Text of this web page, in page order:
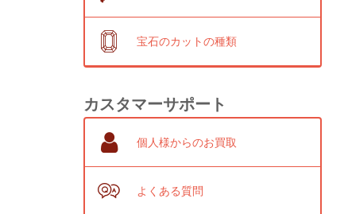
宝石のカットの種類
カスタマーサポート
個人様からのお買取
よくある質問